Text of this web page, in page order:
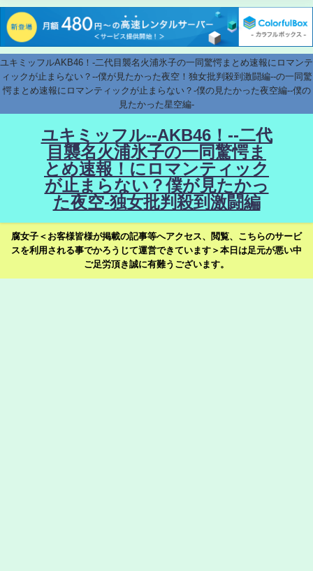
ユキミッフルAKB46！-二代目襲名火浦氷子の一同驚愕まとめ速報にロマンテ
ィックが止まらない？--僕が見たかった夜空！独女批判殺到激闘編--の一同驚
愕まとめ速報にロマンティックが止まらない？-僕の見たかった夜空編--僕の
見たかった星空編-
ユキミッフル--AKB46！--二代
目襲名火浦氷子の一同驚愕ま
とめ速報！にロマンティック
が止まらない？僕が見たかっ
た夜空-独女批判殺到激闘編
腐女子＜お客様皆様が掲載の記事等へアクセス、閲覧、こちらのサービ
スを利用される事でかろうじて運営できています＞本日は足元が悪い中
ご足労頂き誠に有難うございます。